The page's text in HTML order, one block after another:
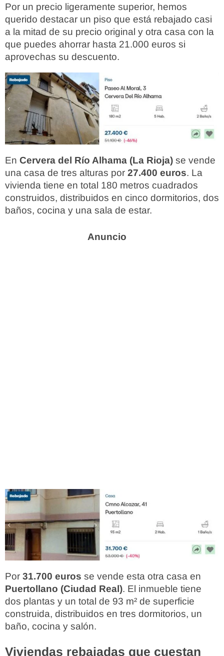
Por un precio ligeramente superior, hemos
querido destacar un piso que está rebajado casi
a la mitad de su precio original y otra casa con la
que puedes ahorrar hasta 21.000 euros si
aprovechas su descuento.
En Cervera del Río Alhama (La Rioja) se vende
una casa de tres alturas por 27.400 euros. La
vivienda tiene en total 180 metros cuadrados
construidos, distribuidos en cinco dormitorios, dos
baños, cocina y una sala de estar.
Por 31.700 euros se vende esta otra casa en
Puertollano (Ciudad Real). El inmueble tiene
dos plantas y un total de 93 m² de superficie
construida, distribuidos en tres dormitorios, un
baño, cocina y salón.
Viviendas rebajadas que cuestan